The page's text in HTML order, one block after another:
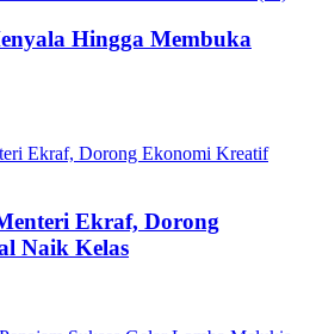
Hingga Membuka
Ekraf, Dorong
Naik Kelas